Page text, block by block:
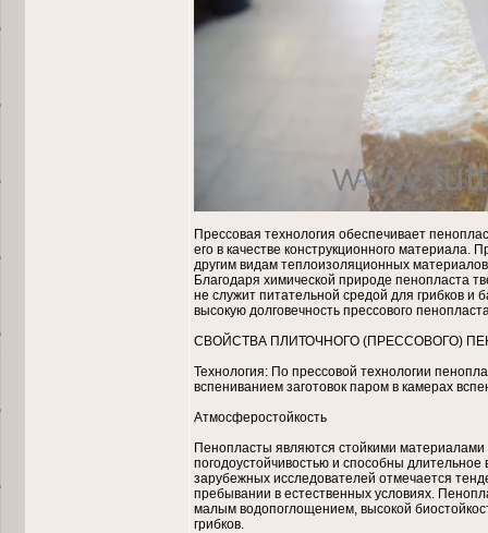
Прессовая технология обеспечивает
его в качестве конструкционного материала.
другим видам теплоизоляционных
Благодаря химической природе пенопласта
не служит питательной средой для грибков и
высокую долговечность прессового
СВОЙСТВА ПЛИТОЧНОГО (ПРЕССОВОГО)
Технология: По прессовой технологии
вспениванием заготовок паром в камерах
Атмосферостойкость
Пенопласты являются стойкими
погодоустойчивостью и способны
зарубежных исследователей отмечается
пребывании в естественных условиях.
малым водопоглощением, высокой
грибков.